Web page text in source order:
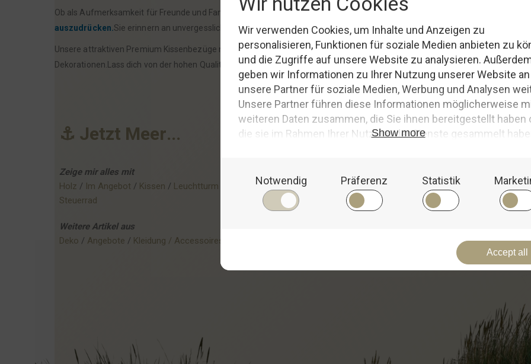
Ob als Aufmerksamkeit für Freunde und Familie oder als besonderes Geschenk für dich selbst – unsere Kissenbezüge sind
auszudrücken.Sie erinnern an unvergessliche Momente am Strand und schaffen ein Ambiente, in dem man sich einfach
Unsere attraktiven Premium Kissenbezüge mit maritimenMotivensind mehr als nur ein Accessoire.Sie sind ein Ausdruck
Dekorationen.Lass dich von der hohen Qualität und dem einzigartigen Design unserer Produkte überzeugen und bringe ein
⚓ Jetzt Meer...
Zeige mir alles mit
Holz / Im Angebot / Kissen / Leuchtturm
Steuerrad
Weitere Artikel aus
Deko / Angebote / Kleidung / Accessoires
⚓ Ne u im Shop
für unsere Meeresliebhaber zusammengestellt haben.
⚓